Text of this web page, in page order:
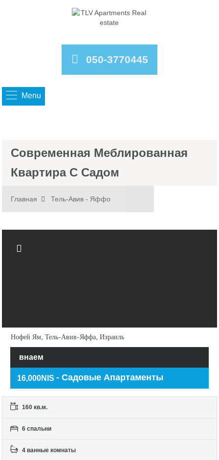
050-3770445
Menu
Современная Меблированная
Квартира С Садом
Главная Тель-Авив - Яффо
Нофей Ям, Тель-Авив-Яффа, Израиль
внаем
16,000NIS - Садовые Апартаменты
160 кв.м.
6 спальни
4 ванные комнаты